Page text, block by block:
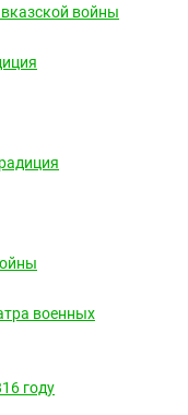
войны
военных
году